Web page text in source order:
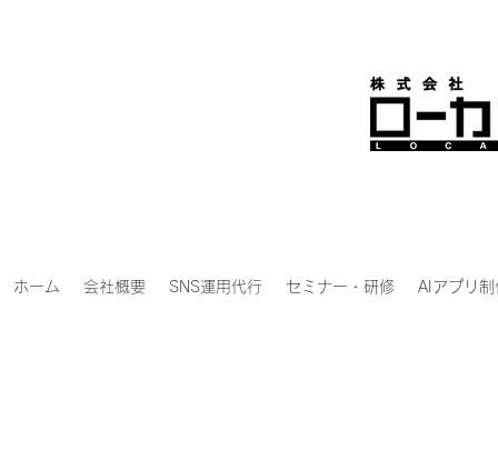
ホーム 会社概要 SNS運用代行 セミナー・研修 AIアプリ制